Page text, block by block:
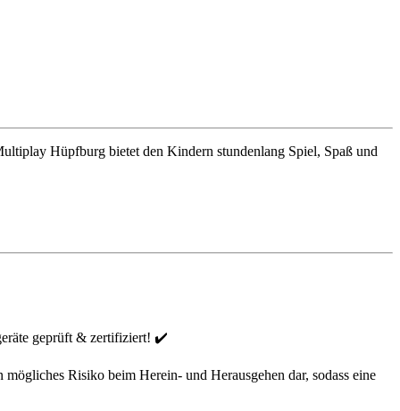
Hüpfburg bietet den Kindern stundenlang Spiel, Spaß und
geprüft & zertifiziert! ✔️
Risiko beim Herein- und Herausgehen dar, sodass eine